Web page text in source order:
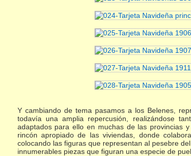
Y cambiando de tema pasamos a los Belenes,
todavía una amplia repercusión, realizándose
adaptados para ello en muchas de las provincias
rincón apropiado de las viviendas, donde
colocando las figuras que representan al pesebre
innumerables piezas que figuran una especie de